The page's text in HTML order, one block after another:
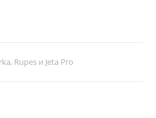
Rupes и Jeta Pro